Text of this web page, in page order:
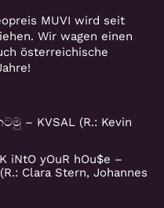
MUVI wird seit
Wir wagen einen
österreichische
– KVSAL (R.: Kevin
iNtO yOuR hOu$e –
Clara Stern, Johannes